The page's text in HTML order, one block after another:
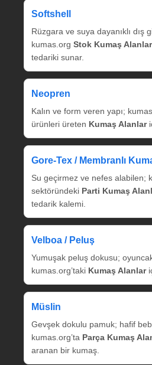
Softshell
Rüzgara ve suya dayanıklı dış
kumas.org Stok Kumaş Alanlar
tedariki sunar.
Neopren
Kalın ve form veren yapı;
ürünleri üreten Kumaş Alanlar
Gore‑Tex / Membranlı
Su geçirmez ve nefes alabilen;
sektöründeki Parti Kumaş
tedarik kalemi.
Velboa / Peluş
Yumuşak peluş dokusu;
kumas.org’taki Kumaş Alanlar
Müslin
Gevşek dokulu pamuk; hafif
kumas.org’ta Parça Kumaş
aranan bir kumaş.